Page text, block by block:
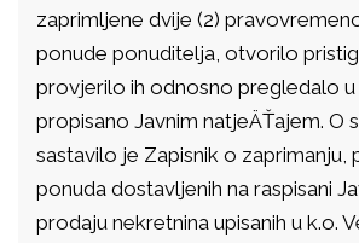
zaprimljene dvije (2)
ponude ponuditelja, otvorilo
provjerilo ih odnosno pregledalo u
propisano Javnim natjeÄŤajem. O
sastavilo je Zapisnik o zaprimanju,
ponuda dostavljenih na raspisani
prodaju nekretnina upisanih u k.o.